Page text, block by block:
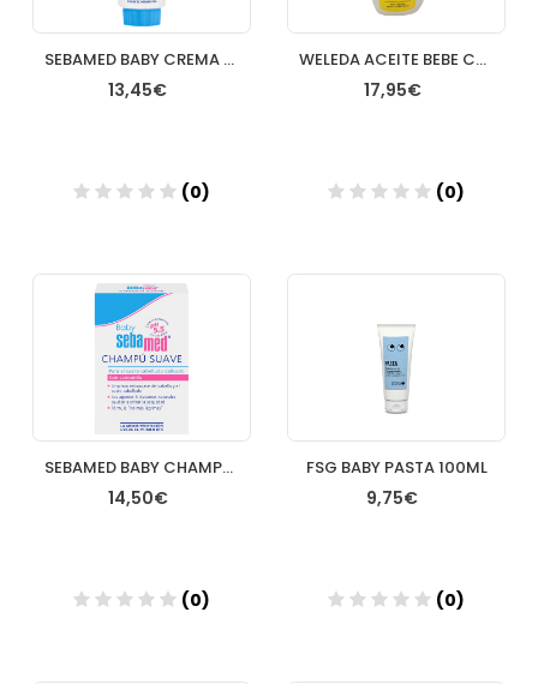
SEBAMED BABY CREMA BALSAM 300 ML
13,45€
(0)
Añadir
WELEDA ACEITE BEBE CALENDULA
17,95€
(0)
SEBAMED BABY CHAMPU SUAVE 250 ML
14,50€
(0)
FSG BABY PASTA 100ML
9,75€
(0)